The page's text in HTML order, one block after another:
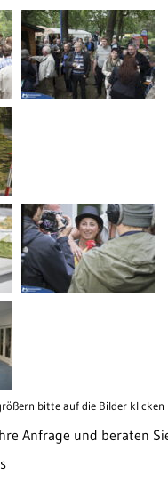
bitte auf die Bilder klicken
Anfrage und beraten